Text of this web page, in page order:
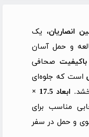
انصاریان، یک
و حمل آسان
صحافی
است که جلوه‌ای
ابعاد 17.5 ×
مناسب برای
و حمل در سفر